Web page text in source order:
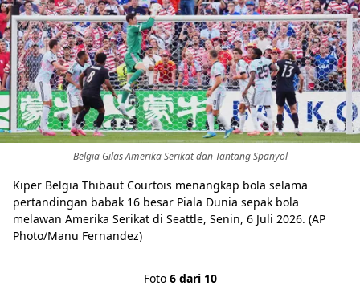
Belgia Gilas Amerika Serikat dan Tantang Spanyol
Kiper Belgia Thibaut Courtois menangkap bola selama
pertandingan babak 16 besar Piala Dunia sepak bola
melawan Amerika Serikat di Seattle, Senin, 6 Juli 2026. (AP
Photo/Manu Fernandez)
Foto 6 dari 10